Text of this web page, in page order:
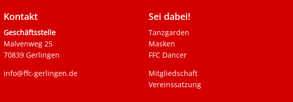
Kontakt
Geschäftsstelle
Malvenweg 25
70839 Gerlingen
info@ffc-gerlingen.de
Sei dabei!
Tanzgarden
Masken
FFC Dancer
Mitgliedschaft
Vereinssatzung